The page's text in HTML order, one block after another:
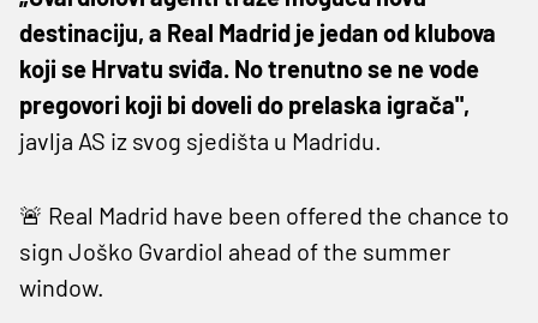
destinaciju, a Real Madrid je jedan od klubova
koji se Hrvatu sviđa. No trenutno se ne vode
pregovori koji bi doveli do prelaska igrača",
javlja AS iz svog sjedišta u Madridu.
🚨 Real Madrid have been offered the chance to
sign Joško Gvardiol ahead of the summer
window.